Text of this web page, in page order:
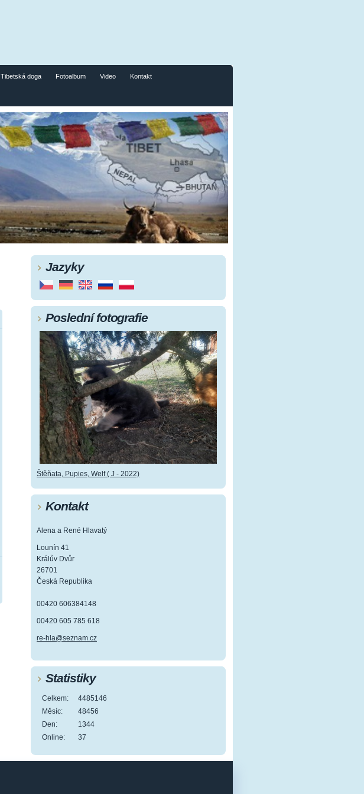
Tibetská doga Fotoalbum Video Kontakt
Jazyky
Poslední fotografie
Štěňata, Pupies, Welf ( J - 2022)
Kontakt
Alena a René Hlavatý
Lounín 41
Králův Dvůr
26701
Česká Republika
00420 606384148
00420 605 785 618
re-hla@seznam.cz
Statistiky
Online: 37
Celkem:
4485146
Měsíc:
48456
Den:
1344